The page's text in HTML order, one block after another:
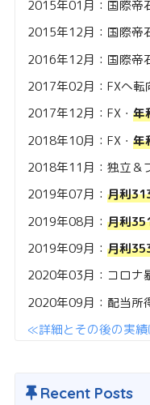
2015年01月：国際帝
2015年12月：国際帝
2016年12月：国際帝
2017年02月：FXへ転
2017年12月：FX・ 年
2018年10月：FX・ 年
2018年11月：独立＆
2019年07月： 月利
2019年08月： 月利
2019年09月： 月利
2020年03月：コロナ
2020年09月：配当所
≪詳細とその後の実
Recent Posts